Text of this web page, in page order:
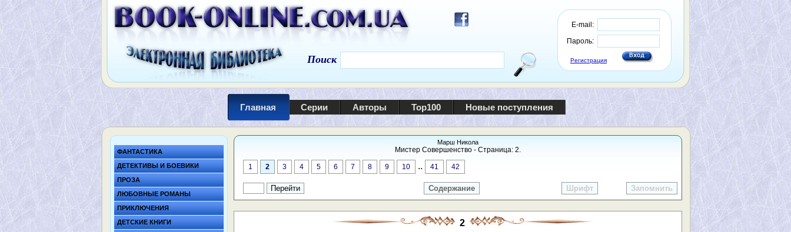
E-mail:
Пароль:
Регистрация
Поиск
Главная Серии Авторы Top100 Новые поступления
ФАНТАСТИКА
ДЕТЕКТИВЫ И БОЕВИКИ
ПРОЗА
ЛЮБОВНЫЕ РОМАНЫ
ПРИКЛЮЧЕНИЯ
ДЕТСКИЕ КНИГИ
Марш Никола
Мистер Совершенство - Страница: 2.
1 2 3 4 5 6 7 8 9 10 .. 41 42
Содержание Шрифт Запомнить
2